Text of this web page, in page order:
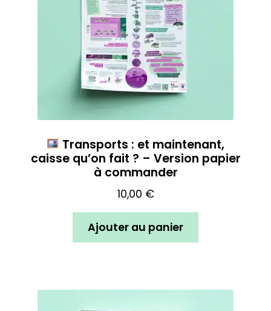
Transports : et maintenant,
caisse qu’on fait ? – Version papier
à commander
10,00 €
Ajouter au panier